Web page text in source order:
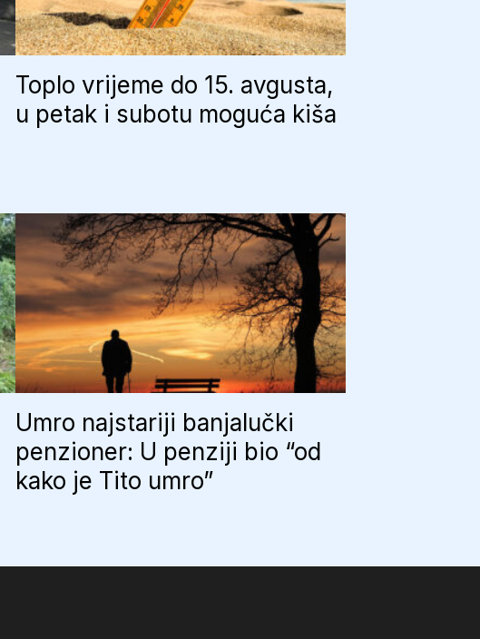
Toplo vrijeme do 15. avgusta,
u petak i subotu moguća kiša
Umro najstariji banjalučki
penzioner: U penziji bio “od
kako je Tito umro”